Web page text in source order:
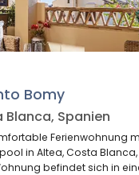
Bomy
Spanien
Ferienwohnung
in Altea, Costa
befindet sich in